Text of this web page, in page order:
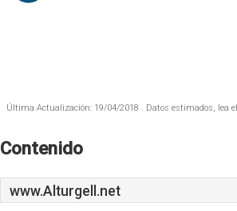
Última Actualización: 19/04/2018 . Datos estimados, lea
Contenido
www.Alturgell.net